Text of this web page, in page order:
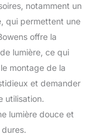
your
【Smart
】: GVM
support
0% to
the
LED
can
app
notamment un
qui permettent une
offre la
lumière, ce qui
montage de la
et demander
utilisation.
lumière douce et